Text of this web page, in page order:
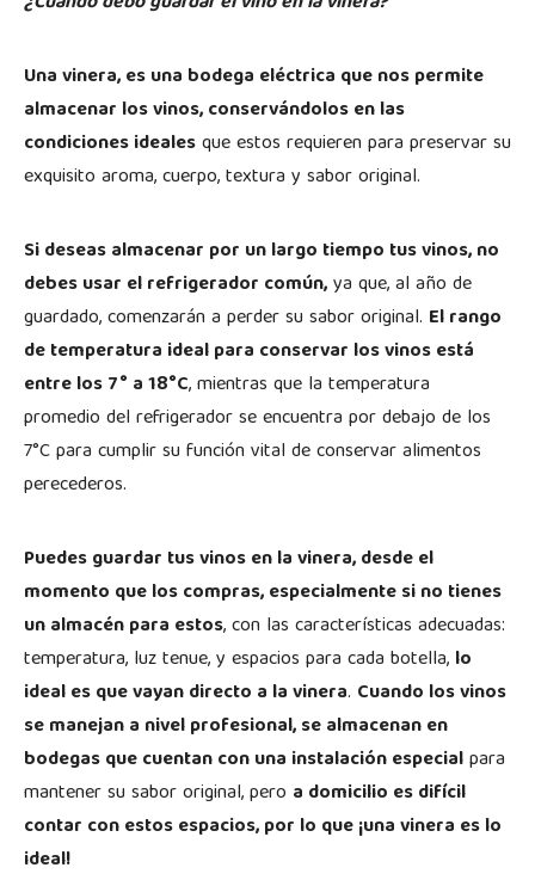
Una vinera, es una bodega eléctrica que nos permite
almacenar los vinos, conservándolos en las
condiciones idealesque estos requieren para preservar su
exquisito aroma, cuerpo, textura y sabor original.
Si deseas almacenar por un largo tiempo tus vinos, no
debes usar el refrigerador común,ya que, al año de
guardado, comenzarán a perder su sabor original. El rango
de temperatura ideal para conservar los vinos está
entre los 7° a 18°C, mientras que la temperatura
promedio del refrigerador se encuentra por debajo de los
7°C para cumplir su función vital de conservar alimentos
perecederos.
Puedes guardar tus vinos en la vinera, desde el
momento que los compras, especialmente si no tienes
un almacén para estos, con las características adecuadas:
temperatura, luz tenue, y espacios para cada botella, lo
ideal es que vayan directo a la vinera. Cuando los vinos
se manejan a nivel profesional, se almacenan en
bodegas que cuentan con una instalación especialpara
mantener su sabor original, pero a domicilio es difícil
contar con estos espacios, por lo que ¡una vinera es lo
ideal!